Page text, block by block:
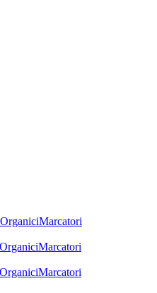
OrganiciMarcatori
OrganiciMarcatori
OrganiciMarcatori